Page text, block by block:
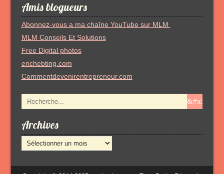
Amis blogueurs
Abonnez-vous a ma chaîne YouTube sur MLM
MLM Conseils Et Solutions
Free Digital photos
erichebting.com
Commentdevenirentrepreneur.com
Archives
Archives